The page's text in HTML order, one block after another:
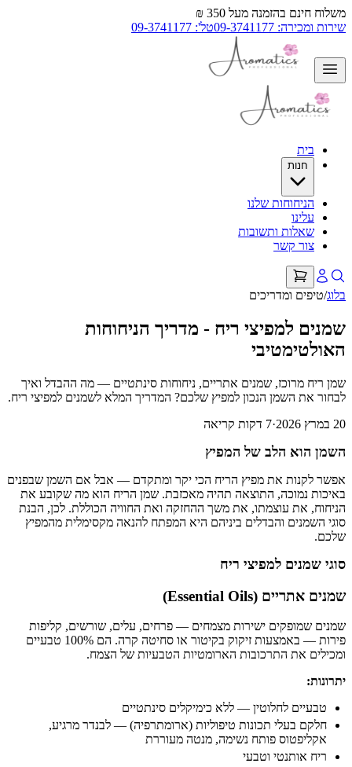
משלוח חינם בהזמנה מעל 350 ₪
שירות ומכירה: 09-3741177
טל': 09-3741177
בית
חנות
הניחוחות שלנו
עלינו
שאלות ותשובות
צור קשר
בלוג/טיפים ומדריכים
שמנים למפיצי ריח - מדריך הניחוחות
האולטימטיבי
שמן ריח מרוכז, שמנים אתריים, ניחוחות סינתטיים — מה ההבדל ואיך
לבחור את השמן הנכון למפיץ שלכם? המדריך המלא לשמנים למפיצי ריח.
20 במרץ 2026
·
7 דקות קריאה
השמן הוא הלב של המפיץ
אפשר לקנות את מפיץ הריח הכי יקר ומתקדם — אבל אם השמן שבפנים
באיכות נמוכה, התוצאה תהיה מאכזבת. שמן הריח הוא מה שקובע את
הניחוח, את עוצמתו, את משך ההחזקה ואת החוויה הכוללת. לכן, הבנת
סוגי השמנים והבדלים ביניהם היא המפתח להנאה מקסימלית מהמפיץ
שלכם.
סוגי שמנים למפיצי ריח
שמנים אתריים (Essential Oils)
שמנים שמופקים ישירות מצמחים — פרחים, עלים, שורשים, קליפות
פירות — באמצעות זיקוק בקיטור או סחיטה קרה. הם 100% טבעיים
ומכילים את התרכובות הארומטיות הטבעיות של הצמח.
יתרונות:
טבעיים לחלוטין — ללא כימיקלים סינתטיים
חלקם בעלי תכונות טיפוליות (ארומתרפיה) — לבנדר מרגיע,
אקליפטוס פותח נשימה, מנטה מעוררת
ריח אותנטי וטבעי